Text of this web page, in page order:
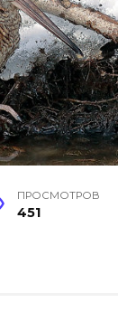
ПРОСМОТРОВ
451